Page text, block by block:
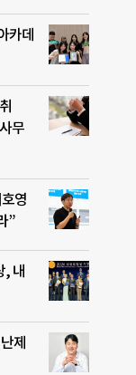
카데
무
영
”
, 내
제